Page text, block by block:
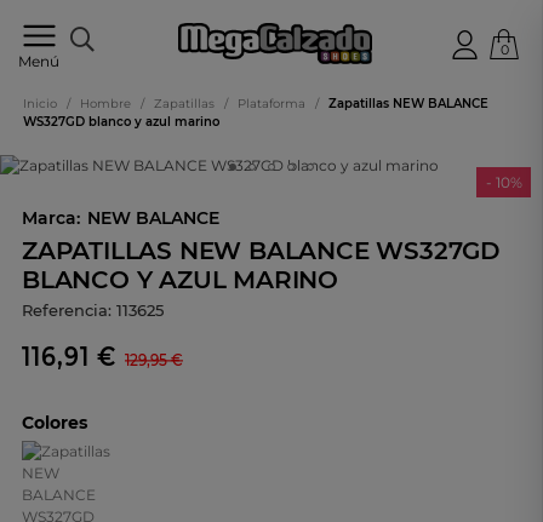
Menú
online
0
Inicio / Hombre / Zapatillas / Plataforma /
Zapatillas NEW BALANCE
WS327GD blanco y azul marino
- 10%
Marca: NEW BALANCE
ZAPATILLAS NEW BALANCE WS327GD
BLANCO Y AZUL MARINO
Referencia: 113625
116,91 € 129,95 €
Colores